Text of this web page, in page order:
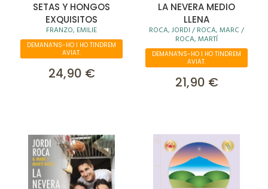
SETAS Y HONGOS
EXQUISITOS
FRANZO, EMILIE
DEMANA'NS-HO I HO TINDREM
AVIAT.
24,90 €
LA NEVERA MEDIO
LLENA
ROCA, JORDI / ROCA, MARC /
ROCA, MARTÍ
DEMANA'NS-HO I HO TINDREM
AVIAT.
21,90 €